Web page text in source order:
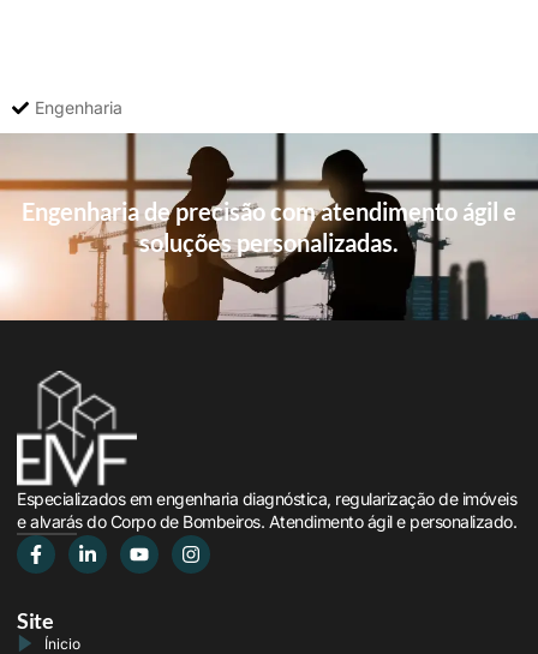
Engenharia
Engenharia de precisão com atendimento ágil e
soluções personalizadas.
Especializados em engenharia diagnóstica, regularização de imóveis
e alvarás do Corpo de Bombeiros. Atendimento ágil e personalizado.
Site
Ínicio